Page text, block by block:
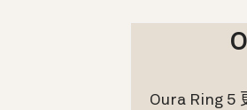
Oura Ring 5